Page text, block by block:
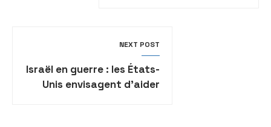
israélienne
NEXT POST
Israël en guerre : les États-
Unis envisagent d’aider